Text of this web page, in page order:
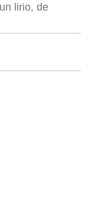
lirio, de